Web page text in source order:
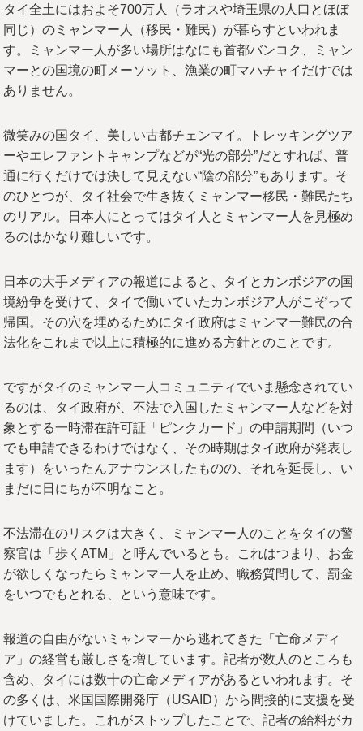
タイ全土にはおよそ700万人（ラオスや埼玉県の人口とほぼ
同じ）のミャンマー人（移民・難民）が暮らすといわれま
す。ミャンマー人が多い場所はなにも首都バンコク、ミャン
マーとの国境の町メーソット、漁業の町マハチャイだけでは
ありません。
微笑みの国タイ、美しい古都チェンマイ。トレッキングツア
ーやエレファントキャンプなどが“光の部分”だとすれば、普
通に行くだけでは決して見えない“陰の部分”もあります。そ
のひとつが、タイ社会で生き抜くミャンマー移民・難民たち
のリアル。日本人にとってはタイ人とミャンマー人を見極め
るのはかなり難しいです。
日本の大手メディアの報道によると、タイとカンボジアの国
境紛争を受けて、タイで働いていたカンボジア人がこぞって
帰国。その穴を埋めるためにタイ政府はミャンマー難民の合
法化をこれまで以上に積極的に進める方針とのことです。
ですがタイのミャンマー人コミュニティでいま懸念されてい
るのは、タイ政府が、不法で入国したミャンマー人などを対
象とする一時滞在許可証「ピンクカード」の申請期間（いつ
でも申請できるわけではなく、その時期はタイ政府が発表し
ます）をいったんアナウンスしたものの、それを延長し、い
まだに日にちが不明なこと。
不法滞在のリスクは大きく、ミャンマー人のことをタイの警
察官は「歩くATM」と呼んでいるとも。これはつまり、お金
が欲しくなったらミャンマー人を止め、職務質問して、罰金
をいつでもとれる、という意味です。
報道の自由がないミャンマーから逃れてきた「亡命メディ
ア」の経営も厳しさを増しています。記者が数人のところも
含め、タイには数十の亡命メディアがあるといわれます。そ
の多くは、米国国際開発庁（USAID）から間接的に支援を受
けていました。これがストップしたことで、記者の給料がカ